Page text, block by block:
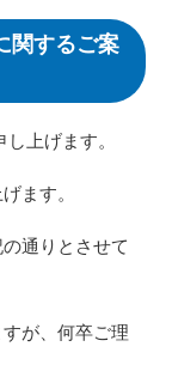
関するご案
上げます。
ます。
通りとさせて
が、何卒ご理